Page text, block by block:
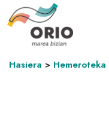
Hasiera > Hemeroteka